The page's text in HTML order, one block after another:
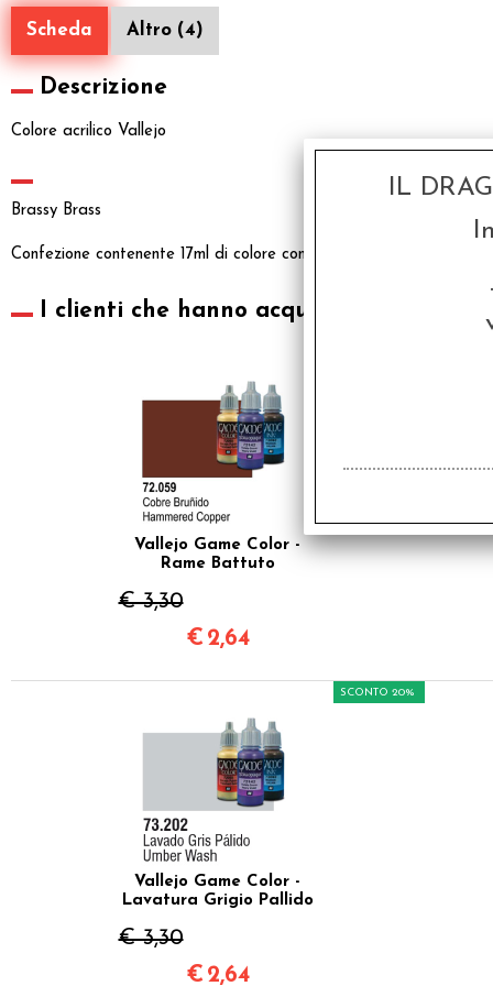
Scheda Altro (4)
Descrizione
Colore acrilico Vallejo
Brassy Brass
Confezione contenente 17ml di colore con contagocce e chiusura
I clienti che hanno acquistato questo
Vallejo Game Color -
Rame Battuto
€ 3,30
€ 2,64
Vallejo Game Color -
Lavatura Grigio Pallido
€ 3,30
SCONTO 20%
€ 2,64
IL